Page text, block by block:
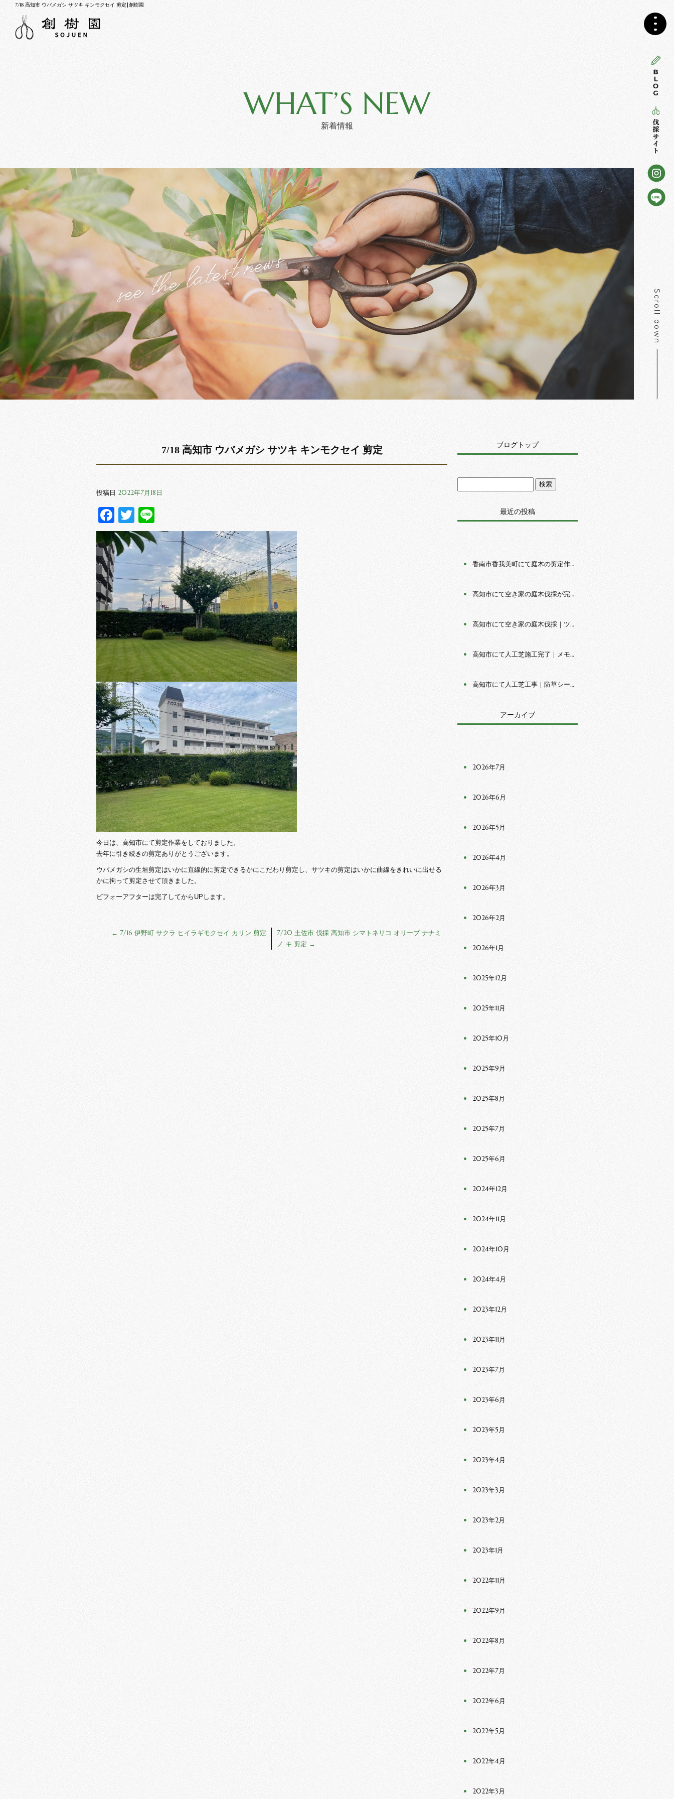
7/18 高知市 ウバメガシ サツキ キンモクセイ 剪定|創樹園
Scroll down
7/18 高知市 ウバメガシ サツキ キンモクセイ 剪定
投稿日 2022年7月18日
Facebook
Twitter
今日は、高知市にて剪定作業をしておりました。
去年に引き続きの剪定ありがとうございます。
ウバメガシの生垣剪定はいかに直線的に剪定できるかにこだわり剪定し、サツキの剪定はいかに曲線をきれいに出せる
かに拘って剪定させて頂きました。
ビフォーアフターは完了してからUPします。
← 7/16 伊野町 サクラ ヒイラギモクセイ カリン 剪定
7/20 土佐市 伐採 高知市 シマトネリコ オリーブ ナナミ
ノ キ 剪定 →
ブログトップ
最近の投稿
香南市香我美町にて庭木の剪定作業｜数年間手入れされて いなかったお庭を明るく管理しやすい空間へ
高知市にて空き家の庭木伐採が完了｜安全な伐採と庭全体 の整理で明るく管理しやすいお庭へ
高知市にて空き家の庭木伐採｜ツリークライミングで安全 に伐採作業を行いました
高知市にて人工芝施工完了｜メモリーターフでお子様が安 心して遊べるお庭へ
高知市にて人工芝工事｜防草シート施工と人工芝の仮置き 作業
アーカイブ
2026年7月
2026年6月
2026年5月
2026年4月
2026年3月
2026年2月
2026年1月
2025年12月
2025年11月
2025年10月
2025年9月
2025年8月
2025年7月
2025年6月
2024年12月
2024年11月
2024年10月
2024年4月
2023年12月
2023年11月
2023年7月
2023年6月
2023年5月
2023年4月
2023年3月
2023年2月
2023年1月
2022年11月
2022年9月
2022年8月
2022年7月
2022年6月
2022年5月
2022年4月
2022年3月